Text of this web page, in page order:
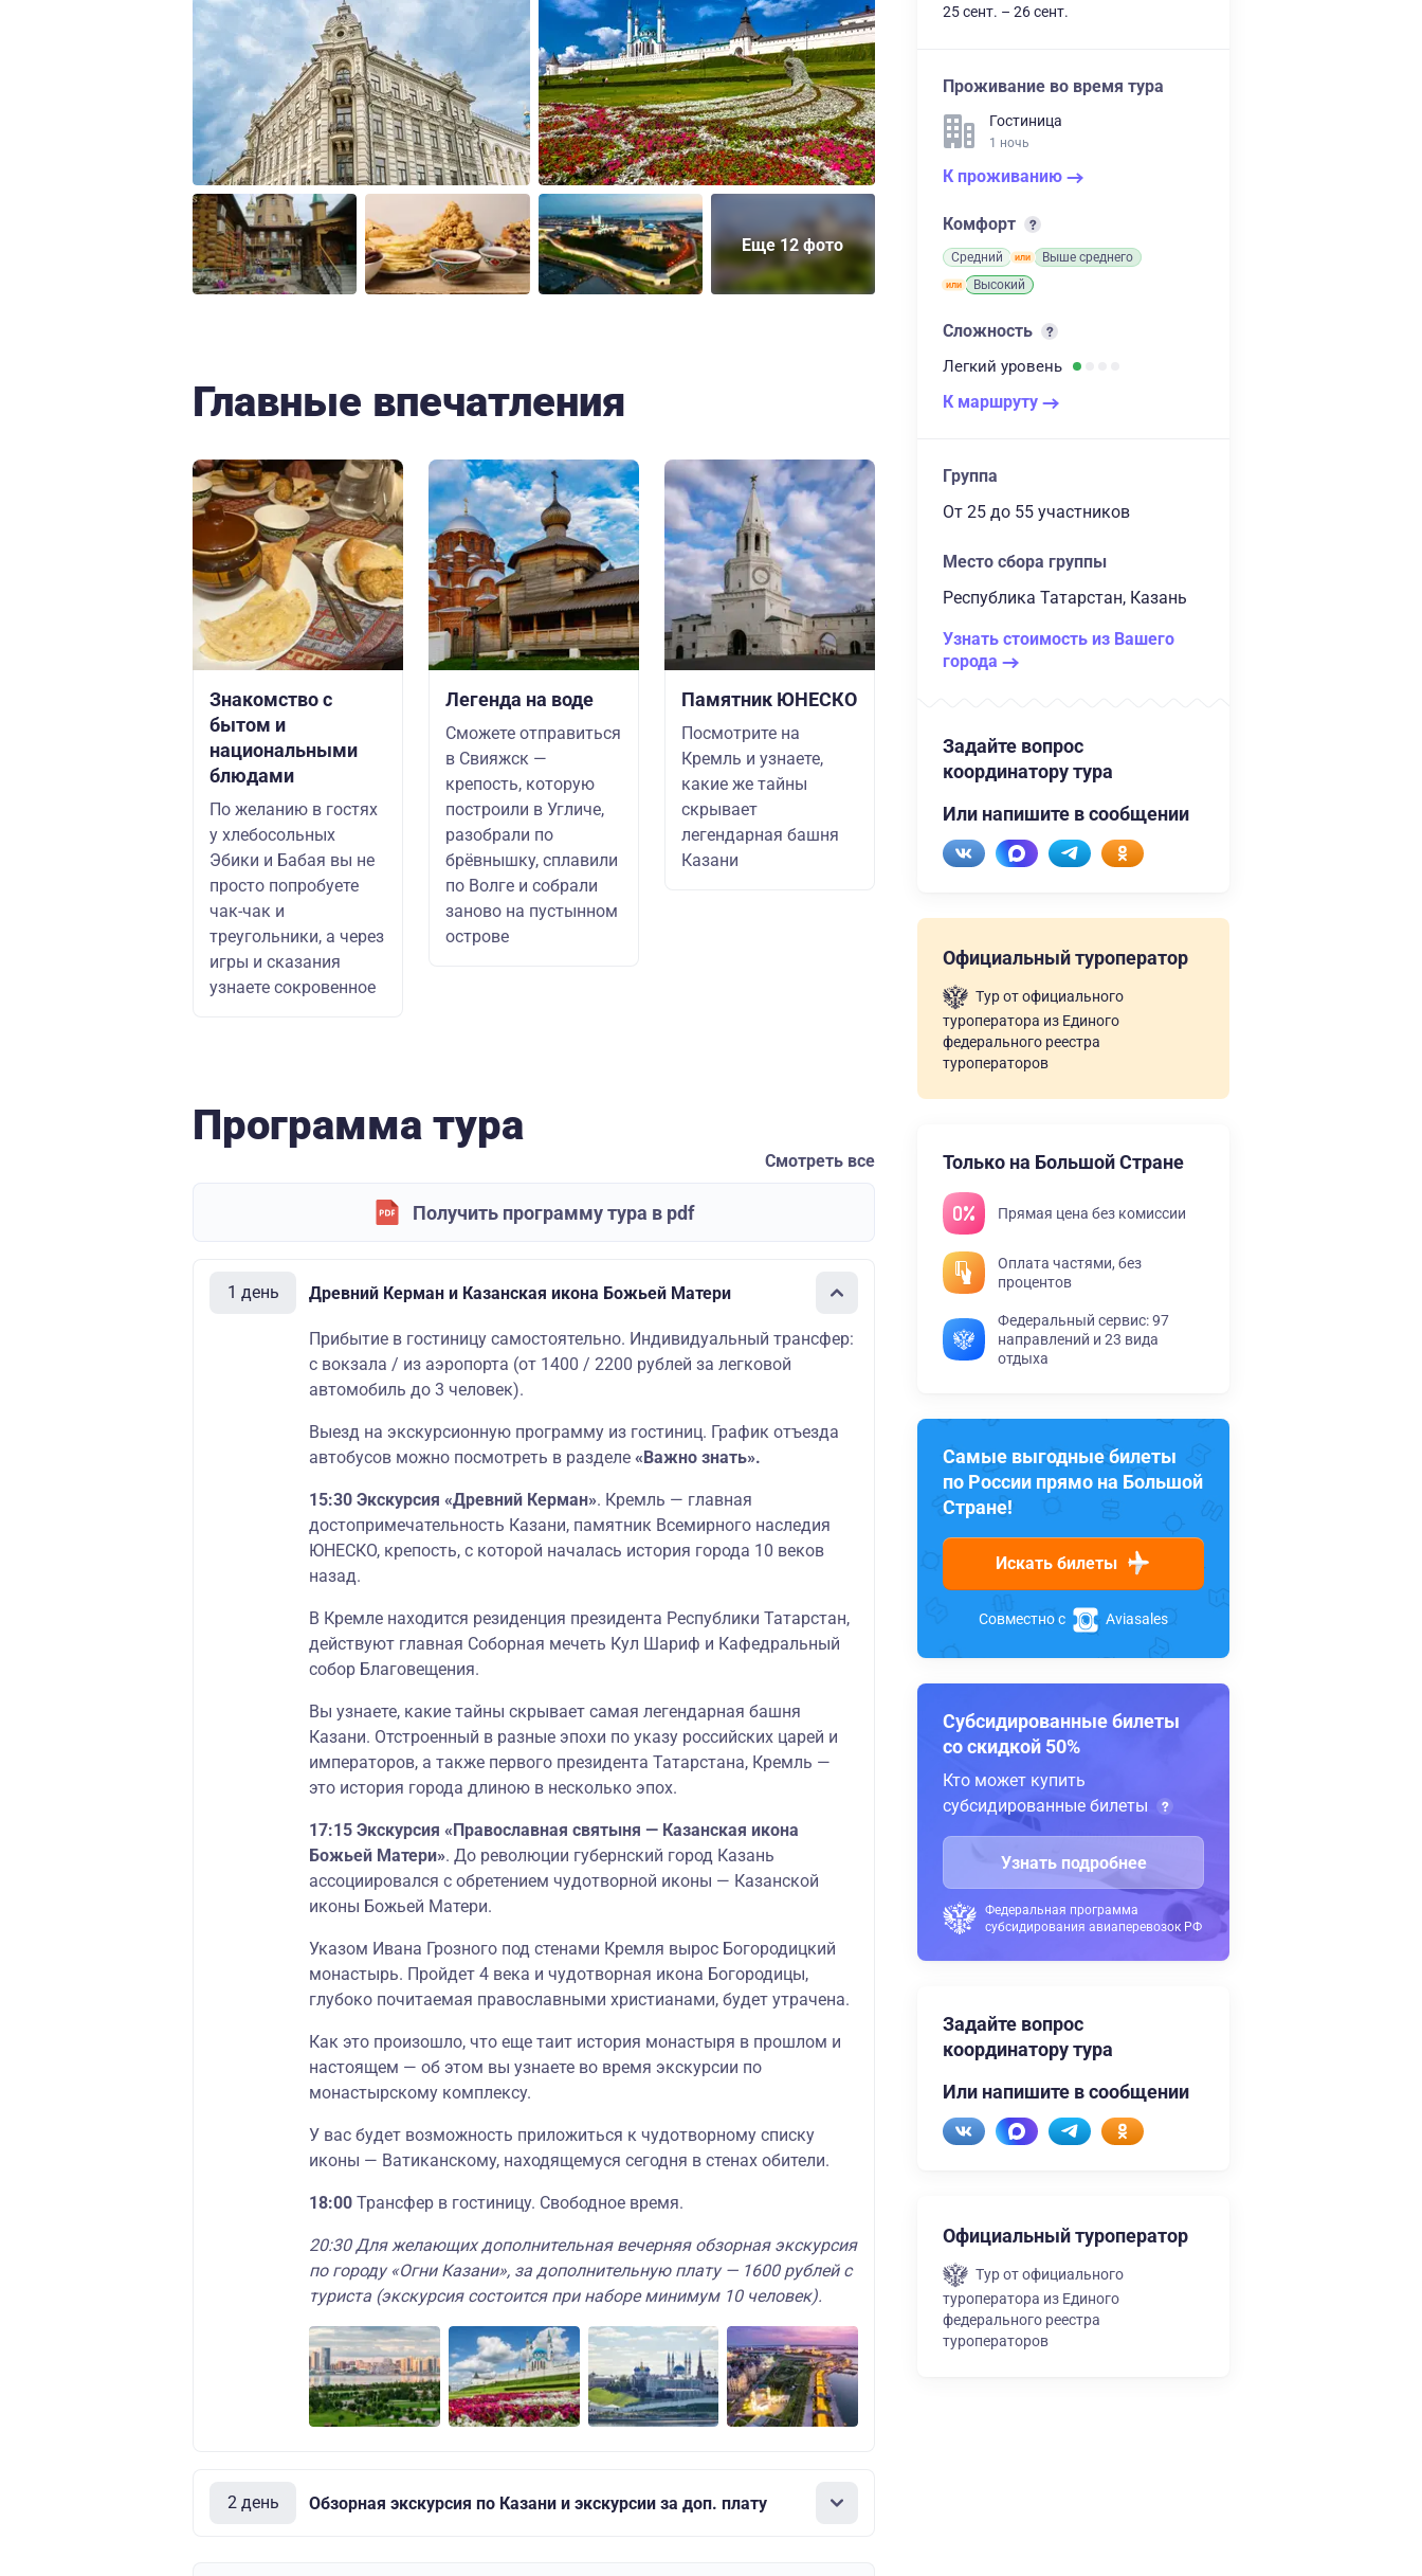
Еще 12 фото
Главные впечатления
Знакомство с
бытом и
национальными
блюдами
По желанию в гостях
у хлебосольных
Эбики и Бабая вы не
просто попробуете
чак-чак и
треугольники, а через
игры и сказания
узнаете сокровенное
Легенда на воде
Сможете отправиться
в Свияжск —
крепость, которую
построили в Угличе,
разобрали по
брёвнышку, сплавили
по Волге и собрали
заново на пустынном
острове
Памятник ЮНЕСКО
Посмотрите на
Кремль и узнаете,
какие же тайны
скрывает
легендарная башня
Казани
Программа тура
Смотреть все
Получить программу тура в pdf
1 день Древний Керман и Казанская икона Божьей Матери
Прибытие в гостиницу самостоятельно. Индивидуальный трансфер:
с вокзала / из аэропорта (от 1400 / 2200 рублей за легковой
автомобиль до 3 человек).
Выезд на экскурсионную программу из гостиниц. График отъезда
автобусов можно посмотреть в разделе «Важно знать».
15:30 Экскурсия «Древний Керман». Кремль — главная
достопримечательность Казани, памятник Всемирного наследия
ЮНЕСКО, крепость, с которой началась история города 10 веков
назад.
В Кремле находится резиденция президента Республики Татарстан,
действуют главная Соборная мечеть Кул Шариф и Кафедральный
собор Благовещения.
Вы узнаете, какие тайны скрывает самая легендарная башня
Казани. Отстроенный в разные эпохи по указу российских царей и
императоров, а также первого президента Татарстана, Кремль —
это история города длиною в несколько эпох.
17:15 Экскурсия «Православная святыня — Казанская икона
Божьей Матери». До революции губернский город Казань
ассоциировался с обретением чудотворной иконы — Казанской
иконы Божьей Матери.
Указом Ивана Грозного под стенами Кремля вырос Богородицкий
монастырь. Пройдет 4 века и чудотворная икона Богородицы,
глубоко почитаемая православными христианами, будет утрачена.
Как это произошло, что еще таит история монастыря в прошлом и
настоящем — об этом вы узнаете во время экскурсии по
монастырскому комплексу.
У вас будет возможность приложиться к чудотворному списку
иконы — Ватиканскому, находящемуся сегодня в стенах обители.
18:00 Трансфер в гостиницу. Свободное время.
20:30 Для желающих дополнительная вечерняя обзорная экскурсия
по городу «Огни Казани», за дополнительную плату — 1600 рублей с
туриста (экскурсия состоится при наборе минимум 10 человек).
2 день Обзорная экскурсия по Казани и экскурсии за доп. плату
25 сент. – 26 сент.
Проживание во время тура
Гостиница
1 ночь
К проживанию
Комфорт
Средний
Выше среднего
Высокий
Сложность
Легкий уровень
К маршруту
Группа
От 25 до 55 участников
Место сбора группы
Республика Татарстан, Казань
Узнать стоимость из Вашего
города
Задайте вопрос
координатору тура
Или напишите в сообщении
Официальный туроператор
Тур от официального
туроператора из Единого
федерального реестра
туроператоров
Только на Большой Стране
Прямая цена без комиссии
Оплата частями, без
процентов
Федеральный сервис: 97
направлений и 23 вида
отдыха
Самые выгодные билеты
по России прямо на Большой
Стране!
Искать билеты
Совместно с Aviasales
Субсидированные билеты
со скидкой 50%
Кто может купить
субсидированные билеты
Узнать подробнее
Федеральная программа
субсидирования авиаперевозок РФ
Задайте вопрос
координатору тура
Или напишите в сообщении
Официальный туроператор
Тур от официального
туроператора из Единого
федерального реестра
туроператоров